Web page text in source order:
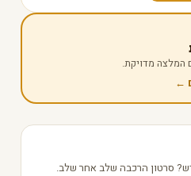
המלצה מדויקת.
←
סרטון הרכבה שלב אחר שלב.